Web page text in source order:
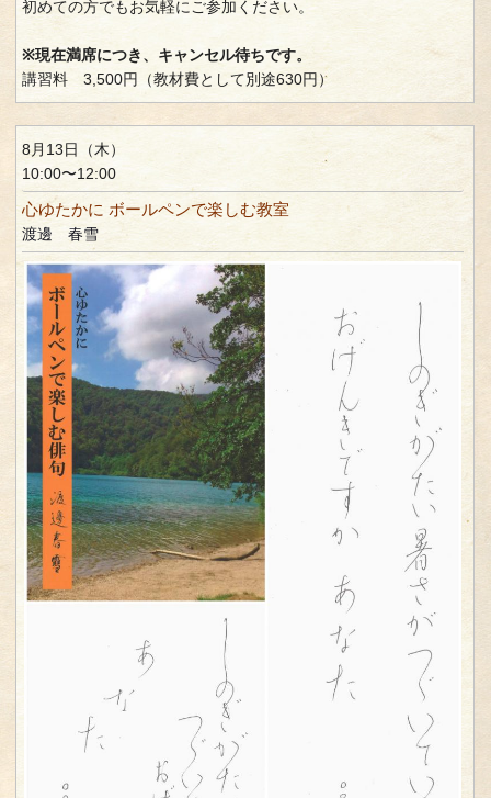
初めての方でもお気軽にご参加ください。
※現在満席につき、キャンセル待ちです。
講習料 3,500円（教材費として別途630円）
8月13日（木）
10:00〜12:00
心ゆたかに ボールペンで楽しむ教室
渡邊 春雪